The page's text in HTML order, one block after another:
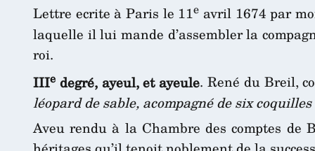
Lettre ecrite à Paris le 11e avril 1674 par
laquelle il lui mande d’assembler la
roi.
IIIe degré, ayeul, et ayeule. René du Breil,
léopard de sable, acompagné de six
Aveu rendu à la Chambre des comptes de